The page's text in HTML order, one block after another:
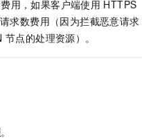
用，如果客户端使用 HTTPS
请求数费用（因为拦截恶意请求
节点的处理资源）。
。